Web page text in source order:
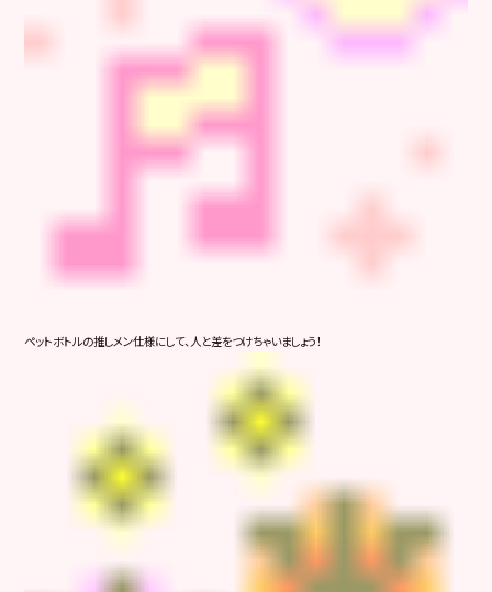
ペットボトルの推しメン仕様にして、人と差をつけちゃいましょう！